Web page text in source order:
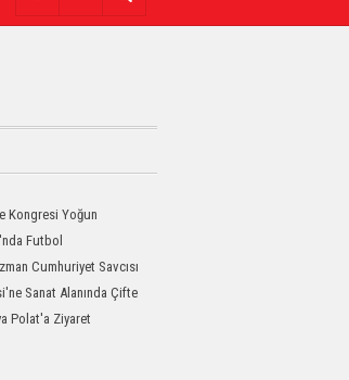
Kongresi Yoğun
Futbol
Cumhuriyet Savcısı
Sanat Alanında Çifte
Polat'a Ziyaret